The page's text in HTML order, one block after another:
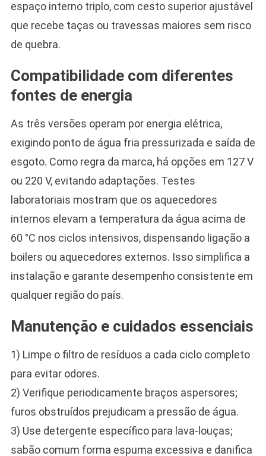
espaço interno triplo, com cesto superior ajustável
que recebe taças ou travessas maiores sem risco
de quebra.
Compatibilidade com diferentes
fontes de energia
As três versões operam por energia elétrica,
exigindo ponto de água fria pressurizada e saída de
esgoto. Como regra da marca, há opções em 127 V
ou 220 V, evitando adaptações. Testes
laboratoriais mostram que os aquecedores
internos elevam a temperatura da água acima de
60 °C nos ciclos intensivos, dispensando ligação a
boilers ou aquecedores externos. Isso simplifica a
instalação e garante desempenho consistente em
qualquer região do país.
Manutenção e cuidados essenciais
1) Limpe o filtro de resíduos a cada ciclo completo
para evitar odores.
2) Verifique periodicamente braços aspersores;
furos obstruídos prejudicam a pressão de água.
3) Use detergente específico para lava-louças;
sabão comum forma espuma excessiva e danifica